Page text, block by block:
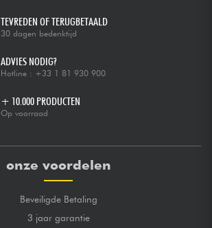
TEVREDEN OF TERUGBETAALD
30 dagen bedenktijd
ADVIES NODIG?
Hotline : +33 1 81 930 900
+ 10.000 PRODUCTEN
Op voorraad
onze voordelen
Beveiligde Betaling
3 jaar garantie